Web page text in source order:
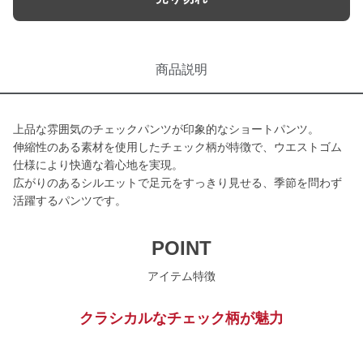
商品説明
上品な雰囲気のチェックパンツが印象的なショートパンツ。
伸縮性のある素材を使用したチェック柄が特徴で、ウエストゴム
仕様により快適な着心地を実現。
広がりのあるシルエットで足元をすっきり見せる、季節を問わず
活躍するパンツです。
POINT
アイテム特徴
クラシカルなチェック柄が魅力